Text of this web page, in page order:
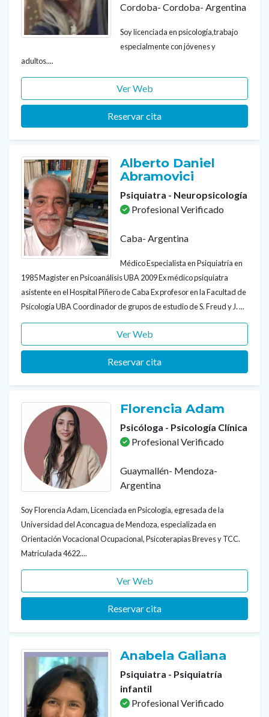
Cordoba- Cordoba- Argentina
Soy licenciada en psicología,trabajo
especialmente con jóvenes y
adultos....
Ver Web
Reservar cita
Alberto Daniel
Abramovici
Psiquiatra - Neuropsicología
Profesional Verificado
Caba- Argentina
Médico Especialista en Psiquiatría en
1985 Magister en Psicoanálisis UBA 2009 Ex médico psiquiatra
asistente en el Hospital Piñero de Caba Ex profesor en la Facultad de
Psicología UBA Coordinador de grupos de estudio de S. Freud y J. ...
Ver Web
Reservar cita
Florencia Adam
Psicóloga - Psicología Clínica
Profesional Verificado
Guaymallén- Mendoza-
Argentina
Soy Florencia Adam, Licenciada en Psicología, egresada de la
Universidad del Aconcagua de Mendoza, especializada en
Orientación Vocacional Ocupacional, Psicoterapias Breves y TCC.
Matriculada 4622....
Ver Web
Reservar cita
Anabela Galiana
Psiquiatra - Psiquiatría
infantil
Profesional Verificado